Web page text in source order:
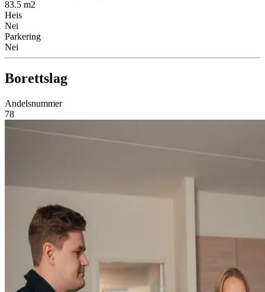
83.5 m2
Heis
Nei
Parkering
Nei
Borettslag
Andelsnummer
78